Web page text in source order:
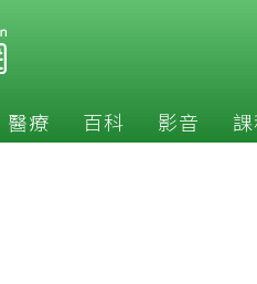
醫療 百科 影音